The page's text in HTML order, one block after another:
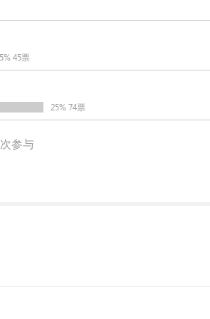
45票
25% 74票
参与